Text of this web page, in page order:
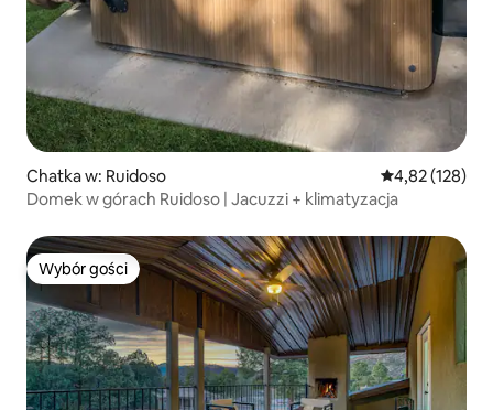
Chatka w: Ruidoso Średnia
4,82 (128)
Domek w górach Ruidoso | Jacuzzi + klimatyzacja
Wybór gości
Wybór gości